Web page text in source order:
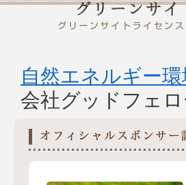
自然エネルギー
会社グッドフェ